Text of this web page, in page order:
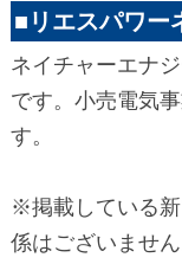
■リエスパワー
ネイチャーエナ
です。小売電気
す。
※掲載している
係はございませ